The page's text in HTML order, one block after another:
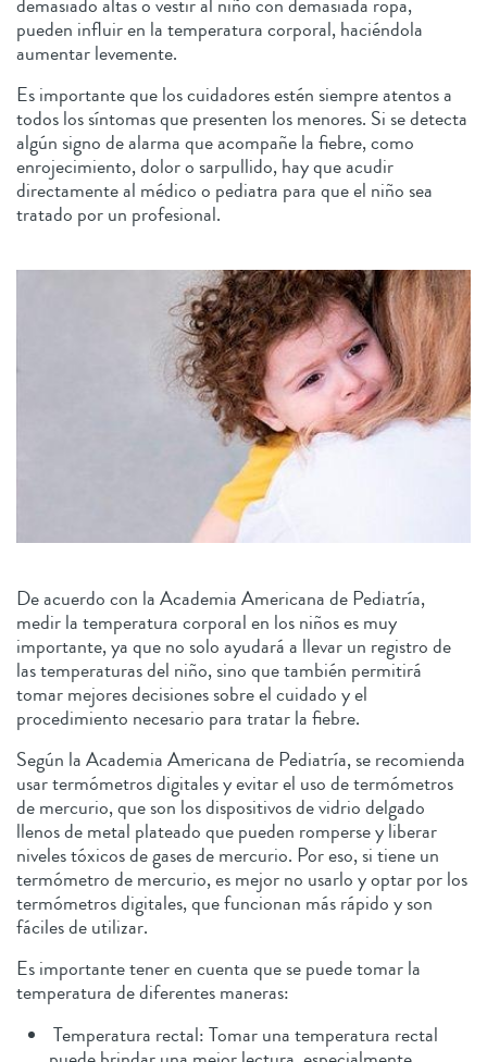
pueden influir en la temperatura corporal, haciéndola
aumentar levemente.
Es importante que los cuidadores estén siempre atentos a
todos los síntomas que presenten los menores. Si se detecta
algún signo de alarma que acompañe la fiebre, como
enrojecimiento, dolor o sarpullido, hay que acudir
directamente al médico o pediatra para que el niño sea
tratado por un profesional.
De acuerdo con la Academia Americana de Pediatría,
medir la temperatura corporal en los niños es muy
importante, ya que no solo ayudará a llevar un registro de
las temperaturas del niño, sino que también permitirá
tomar mejores decisiones sobre el cuidado y el
procedimiento necesario para tratar la fiebre.
Según la Academia Americana de Pediatría, se recomienda
usar termómetros digitales y evitar el uso de termómetros
de mercurio, que son los dispositivos de vidrio delgado
llenos de metal plateado que pueden romperse y liberar
niveles tóxicos de gases de mercurio. Por eso, si tiene un
termómetro de mercurio, es mejor no usarlo y optar por los
termómetros digitales, que funcionan más rápido y son
fáciles de utilizar.
Es importante tener en cuenta que se puede tomar la
temperatura de diferentes maneras:
Temperatura rectal: Tomar una temperatura rectal